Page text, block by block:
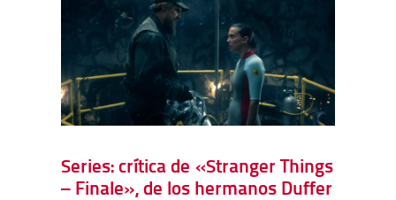
Series: crítica de «Stranger Things
– Finale», de los hermanos Duffer